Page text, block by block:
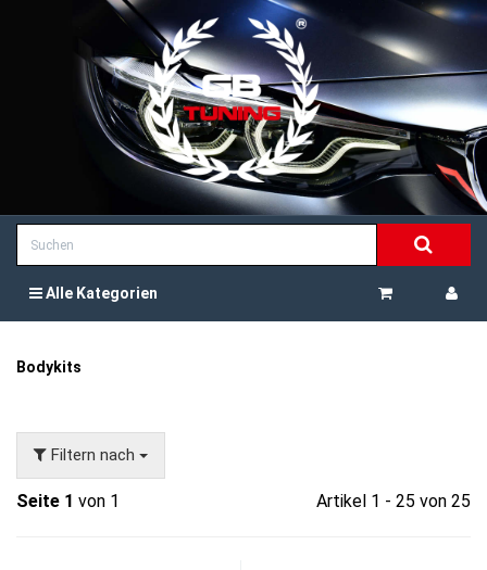
Alle Kategorien
Bodykits
Filtern nach
Seite 1 von 1 Artikel 1 - 25 von 25